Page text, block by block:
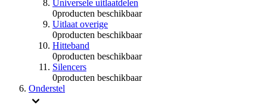
Universele uitlaatdelen
0producten beschikbaar
Uitlaat overige
0producten beschikbaar
Hitteband
0producten beschikbaar
Silencers
0producten beschikbaar
Onderstel